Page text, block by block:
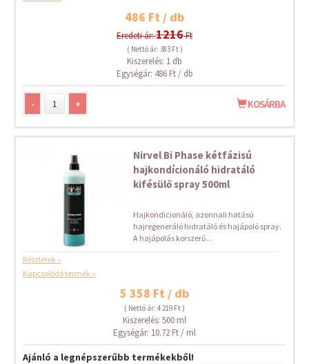
486 Ft / db
Eredeti ár:1216Ft
( Nettó ár: 383 Ft )
Kiszerelés: 1 db
Egységár: 486 Ft / db
- + KOSÁRBA
Nirvel Bi Phase kétfázisú
hajkondícionáló hidratáló
kifésülő spray 500ml
Hajkondicionáló, azonnali hatású
hajregeneráló hidratáló és hajápoló spray.
A hajápolás korszerű...
Részletek »
Kapcsolódó termék »
5 358 Ft / db
( Nettó ár: 4 219 Ft )
Kiszerelés: 500 ml
Egységár: 10.72 Ft / ml
Ajánló a legnépszerűbb termékekből!